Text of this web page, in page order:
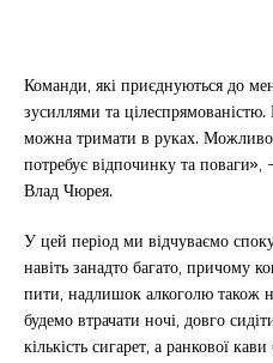
Команди, які приєднуються до
зусиллями та
можна тримати в руках.
потребує відпочинку та
Влад Чюрея.
У цей період ми відчуваємо
навіть занадто багато, причому
пити, надлишок алкоголю також
будемо втрачати ночі, довго
кількість сигарет, а ранкової